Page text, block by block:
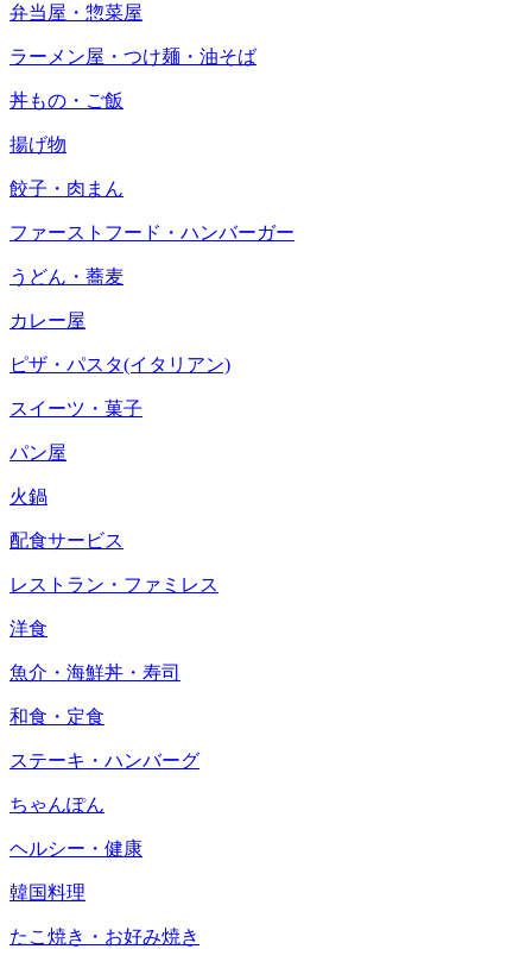
弁当屋・惣菜屋
ラーメン屋・つけ麺・油そば
丼もの・ご飯
揚げ物
餃子・肉まん
ファーストフード・ハンバーガー
うどん・蕎麦
カレー屋
ピザ・パスタ(イタリアン)
スイーツ・菓子
パン屋
火鍋
配食サービス
レストラン・ファミレス
洋食
魚介・海鮮丼・寿司
和食・定食
ステーキ・ハンバーグ
ちゃんぽん
ヘルシー・健康
韓国料理
たこ焼き・お好み焼き